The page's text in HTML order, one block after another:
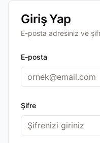
Giriş Yap
E-posta adresiniz ve
E-posta
Şifre